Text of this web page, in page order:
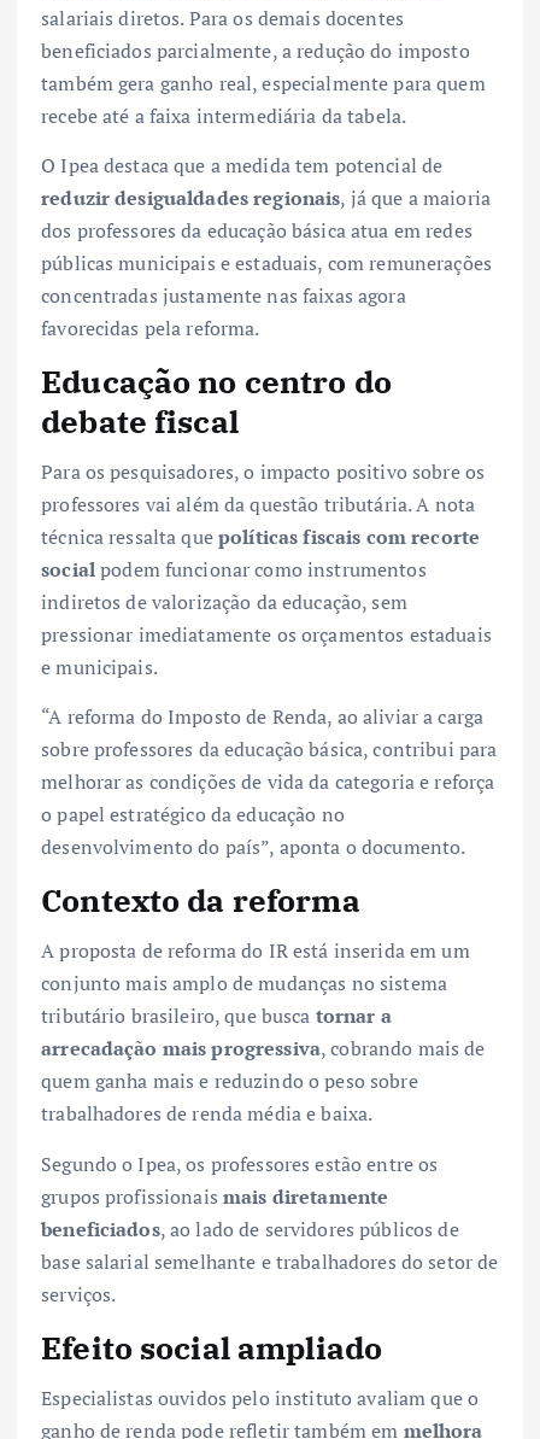
salariais diretos. Para os demais docentes
beneficiados parcialmente, a redução do imposto
também gera ganho real, especialmente para quem
recebe até a faixa intermediária da tabela.
O Ipea destaca que a medida tem potencial de
reduzir desigualdades regionais, já que a maioria
dos professores da educação básica atua em redes
públicas municipais e estaduais, com remunerações
concentradas justamente nas faixas agora
favorecidas pela reforma.
Educação no centro do
debate fiscal
Para os pesquisadores, o impacto positivo sobre os
professores vai além da questão tributária. A nota
técnica ressalta quepolíticas fiscais com recorte
socialpodem funcionar como instrumentos
indiretos de valorização da educação, sem
pressionar imediatamente os orçamentos estaduais
e municipais.
“A reforma do Imposto de Renda, ao aliviar a carga
sobre professores da educação básica, contribui para
melhorar as condições de vida da categoria e reforça
o papel estratégico da educação no
desenvolvimento do país”, aponta o documento.
Contexto da reforma
A proposta de reforma do IR está inserida em um
conjunto mais amplo de mudanças no sistema
tributário brasileiro, que busca tornar a
arrecadação mais progressiva, cobrando mais de
quem ganha mais e reduzindo o peso sobre
trabalhadores de renda média e baixa.
Segundo o Ipea, os professores estão entre os
grupos profissionaismais diretamente
beneficiados, ao lado de servidores públicos de
base salarial semelhante e trabalhadores do setor de
serviços.
Efeito social ampliado
Especialistas ouvidos pelo instituto avaliam que o
ganho de renda pode refletir também em melhora